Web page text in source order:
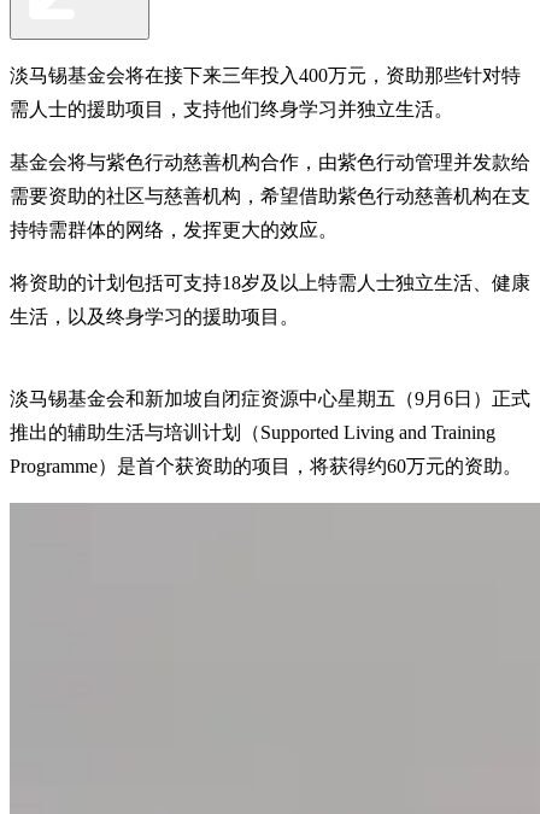
淡马锡基金会将在接下来三年投入400万元，资助那些针对特
需人士的援助项目，支持他们终身学习并独立生活。
基金会将与紫色行动慈善机构合作，由紫色行动管理并发款给
需要资助的社区与慈善机构，希望借助紫色行动慈善机构在支
持特需群体的网络，发挥更大的效应。
将资助的计划包括可支持18岁及以上特需人士独立生活、健康
生活，以及终身学习的援助项目。
淡马锡基金会和新加坡自闭症资源中心星期五（9月6日）正式
推出的辅助生活与培训计划（Supported Living and Training
Programme）是首个获资助的项目，将获得约60万元的资助。